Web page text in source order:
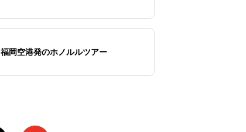
福岡空港発のホノルルツアー